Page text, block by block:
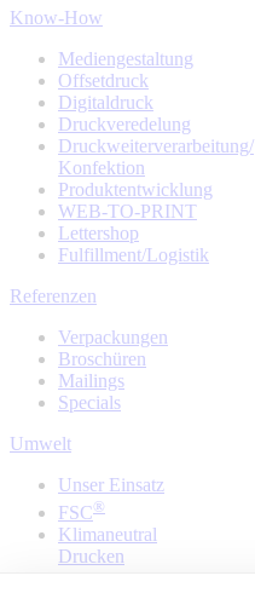
Know-How
Mediengestaltung
Offsetdruck
Digitaldruck
Druckveredelung
Druckweiterverarbeitung/
Konfektion
Produktentwicklung
WEB-TO-PRINT
Lettershop
Fulfillment/Logistik
Referenzen
Verpackungen
Broschüren
Mailings
Specials
Umwelt
Unser Einsatz
FSC®
Klimaneutral
Drucken